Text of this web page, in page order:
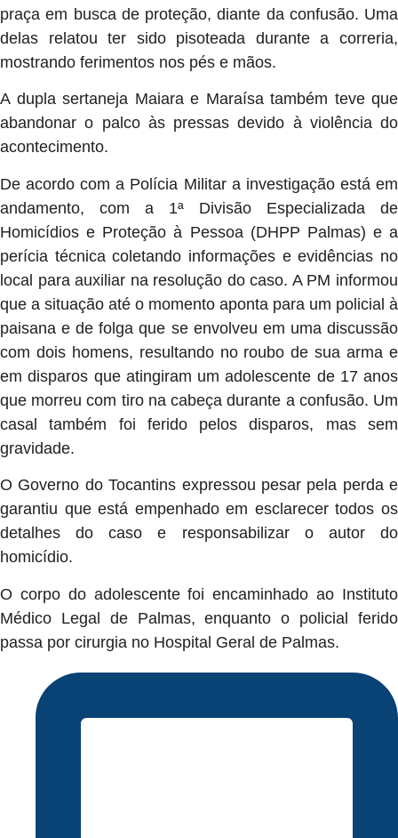
praça em busca de proteção, diante da confusão. Uma
delas relatou ter sido pisoteada durante a correria,
mostrando ferimentos nos pés e mãos.
A dupla sertaneja Maiara e Maraísa também teve que
abandonar o palco às pressas devido à violência do
acontecimento.
De acordo com a Polícia Militar a investigação está em
andamento, com a 1ª Divisão Especializada de
Homicídios e Proteção à Pessoa (DHPP Palmas) e a
perícia técnica coletando informações e evidências no
local para auxiliar na resolução do caso. A PM informou
que a situação até o momento aponta para um policial à
paisana e de folga que se envolveu em uma discussão
com dois homens, resultando no roubo de sua arma e
em disparos que atingiram um adolescente de 17 anos
que morreu com tiro na cabeça durante a confusão. Um
casal também foi ferido pelos disparos, mas sem
gravidade.
O Governo do Tocantins expressou pesar pela perda e
garantiu que está empenhado em esclarecer todos os
detalhes do caso e responsabilizar o autor do
homicídio.
O corpo do adolescente foi encaminhado ao Instituto
Médico Legal de Palmas, enquanto o policial ferido
passa por cirurgia no Hospital Geral de Palmas.